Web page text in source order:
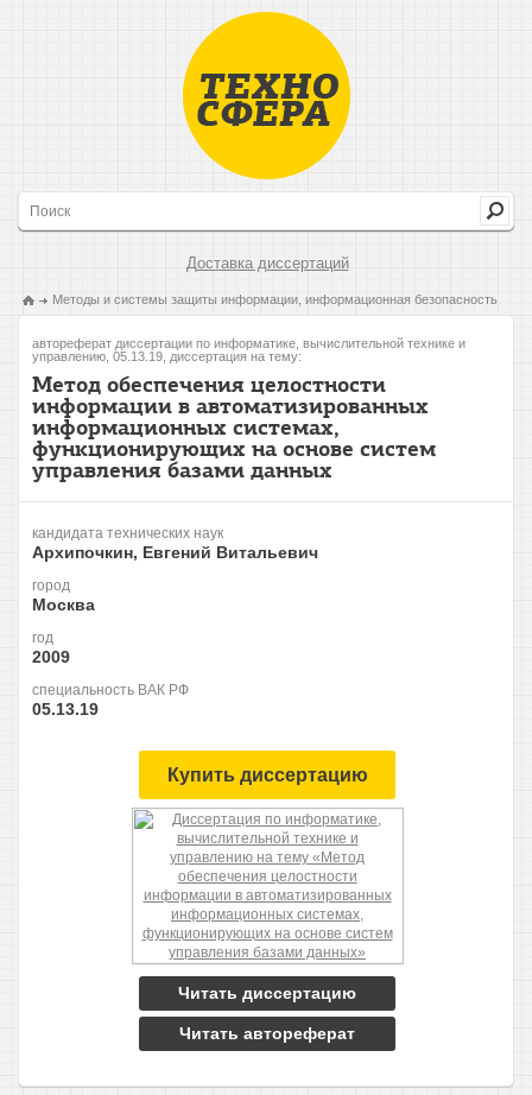
Доставка диссертаций
Методы и системы защиты информации, информационная безопасность
автореферат диссертации по информатике, вычислительной технике и
управлению, 05.13.19, диссертация на тему:
Метод обеспечения целостности
информации в автоматизированных
информационных системах,
функционирующих на основе систем
управления базами данных
кандидата технических наук
Архипочкин, Евгений Витальевич
город
Москва
год
2009
специальность ВАК РФ
05.13.19
Купить диссертацию
Читать диссертацию
Читать автореферат